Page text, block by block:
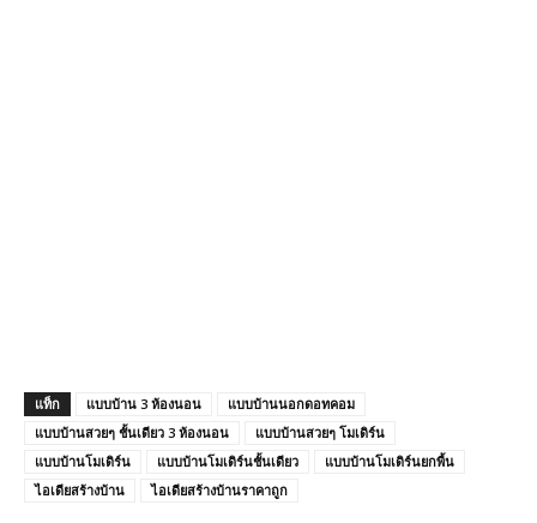
แท็ก แบบบ้าน 3 ห้องนอน
แบบบ้านนอกดอทคอม
แบบบ้านสวยๆ ชั้นเดียว 3 ห้องนอน
แบบบ้านสวยๆ โมเดิร์น
แบบบ้านโมเดิร์น
แบบบ้านโมเดิร์นชั้นเดียว
แบบบ้านโมเดิร์นยกพื้น
ไอเดียสร้างบ้าน
ไอเดียสร้างบ้านราคาถูก